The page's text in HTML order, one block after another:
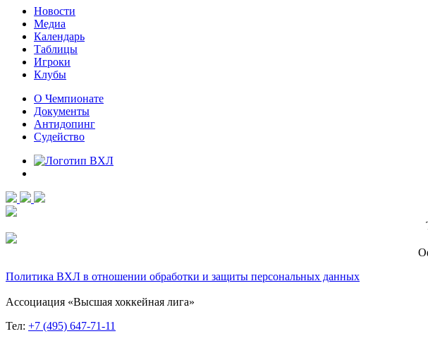
Новости
Медиа
Календарь
Таблицы
Игроки
Клубы
О Чемпионате
Документы
Антидопинг
Судейство
Политика ВХЛ в отношении обработки и защиты персональных данных
Ассоциация «Высшая хоккейная лига»
Тел: +7 (495) 647-71-11